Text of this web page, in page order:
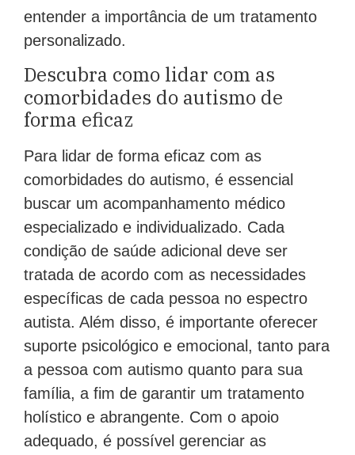
entender a importância de um tratamento
personalizado.
Descubra como lidar com as
comorbidades do autismo de
forma eficaz
Para lidar de forma eficaz com as
comorbidades do autismo, é essencial
buscar um acompanhamento médico
especializado e individualizado. Cada
condição de saúde adicional deve ser
tratada de acordo com as necessidades
específicas de cada pessoa no espectro
autista. Além disso, é importante oferecer
suporte psicológico e emocional, tanto para
a pessoa com autismo quanto para sua
família, a fim de garantir um tratamento
holístico e abrangente. Com o apoio
adequado, é possível gerenciar as